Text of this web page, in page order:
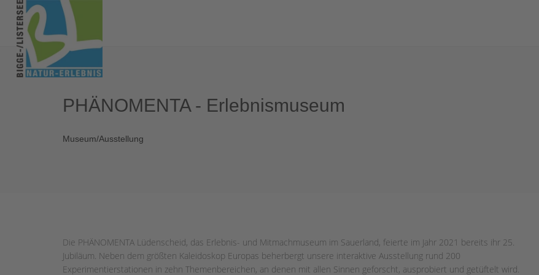
PHÄNOMENTA - Erlebnismuseum
Museum/Ausstellung
Die PHÄNOMENTA Lüdenscheid, das Erlebnis- und Mitmachmuseum im Sauerland, feierte im Jahr 2021 bereits ihr 25.
Jubiläum. Neben dem größten Kaleidoskop Europas beherbergt unsere interaktive Ausstellung rund 200
Experimentierstationen in zehn Themenbereichen, an denen mit allen Sinnen geforscht, ausprobiert und getüftelt wird.